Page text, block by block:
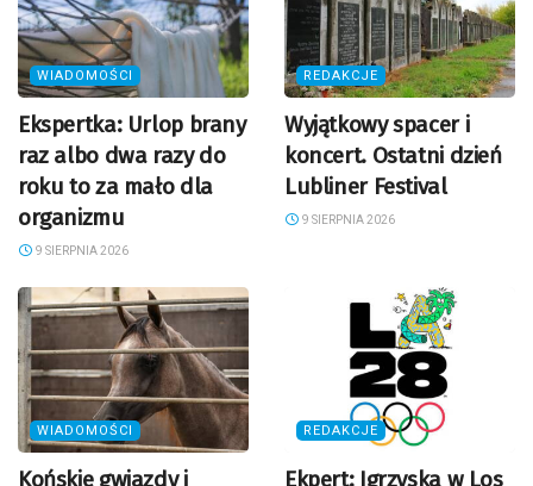
WIADOMOŚCI
Ekspertka: Urlop brany
raz albo dwa razy do
roku to za mało dla
organizmu
9 SIERPNIA 2026
REDAKCJE
Wyjątkowy spacer i
koncert. Ostatni dzień
Lubliner Festival
9 SIERPNIA 2026
WIADOMOŚCI
Końskie gwiazdy i
REDAKCJE
Ekpert: Igrzyska w Los